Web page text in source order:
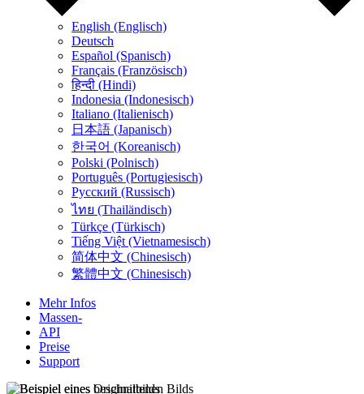
English (Englisch)
Deutsch
Español (Spanisch)
Français (Französisch)
हिन्दी (Hindi)
Indonesia (Indonesisch)
Italiano (Italienisch)
日本語 (Japanisch)
한국어 (Koreanisch)
Polski (Polnisch)
Português (Portugiesisch)
Русский (Russisch)
ไทย (Thailändisch)
Türkçe (Türkisch)
Tiếng Việt (Vietnamesisch)
简体中文 (Chinesisch)
繁體中文 (Chinesisch)
Mehr Infos
Massen-
API
Preise
Support